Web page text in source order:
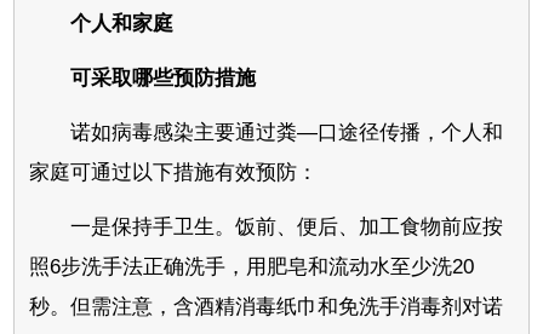
个人和家庭
可采取哪些预防措施
诺如病毒感染主要通过粪—口途径传播，个人和
家庭可通过以下措施有效预防：
一是保持手卫生。饭前、便后、加工食物前应按
照6步洗手法正确洗手，用肥皂和流动水至少洗20
秒。但需注意，含酒精消毒纸巾和免洗手消毒剂对诺